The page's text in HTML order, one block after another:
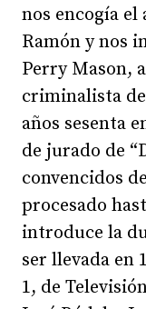
nos encogía el
Ramón y nos
Perry Mason,
criminalista
años sesenta
de jurado de
convencidos
procesado
introduce la
ser llevada en
1, de